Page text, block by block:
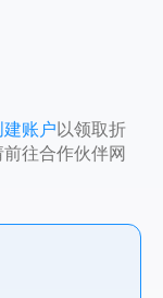
建账户以领取折
往合作伙伴网